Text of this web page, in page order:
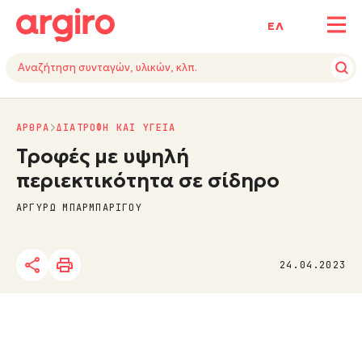
ΕΛ
24.04.2023
ΑΡΘΡΑ ΔΙΑΤΡΟΦΗ ΚΑΙ ΥΓΕΙΑ
Τροφές με υψηλή
περιεκτικότητα σε σίδηρο
ΑΡΓΥΡΩ ΜΠΑΡΜΠΑΡΙΓΟΥ